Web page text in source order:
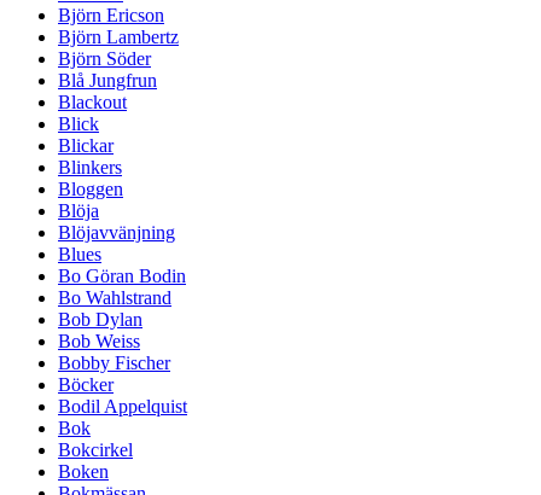
Björn Ericson
Björn Lambertz
Björn Söder
Blå Jungfrun
Blackout
Blick
Blickar
Blinkers
Bloggen
Blöja
Blöjavvänjning
Blues
Bo Göran Bodin
Bo Wahlstrand
Bob Dylan
Bob Weiss
Bobby Fischer
Böcker
Bodil Appelquist
Bok
Bokcirkel
Boken